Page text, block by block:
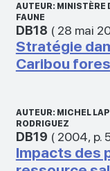
AUTEUR: MINISTÈRE
FAUNE
DB18 ( 28 mai
Stratégie
Caribou
AUTEUR: MICHEL
RODRIGUEZ
DB19 ( 2004, p.
Impacts des